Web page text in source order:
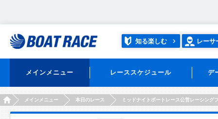
知る楽しむ レーサ
メインメニュー レーススケジュール デ
HOMEメインメニュー 本日のレース ミッドナイトボートレース公営レーシング